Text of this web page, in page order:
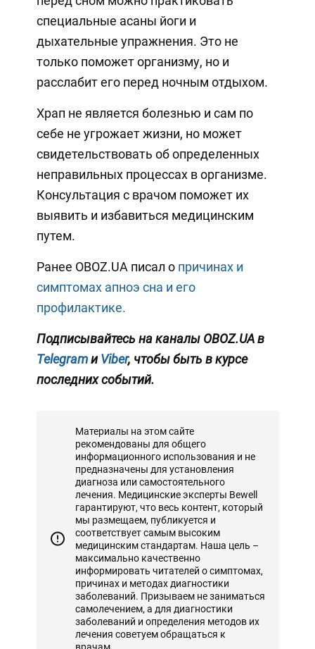
специальные асаны йоги и
дыхательные упражнения. Это не
только поможет организму, но и
расслабит его перед ночным отдыхом.
Храп не является болезнью и сам по
себе не угрожает жизни, но может
свидетельствовать об определенных
неправильных процессах в организме.
Консультация с врачом поможет их
выявить и избавиться медицинским
путем.
Ранее OBOZ.UA писал о причинах и
симптомах апноэ сна и его
профилактике.
Подписывайтесь на каналы OBOZ.UA в
TelegramиViber, чтобы быть в курсе
последних событий.
Материалы на этом сайте
рекомендованы для общего
информационного использования и не
предназначены для установления
диагноза или самостоятельного
лечения. Медицинские эксперты Bewell
гарантируют, что весь контент, который
мы размещаем, публикуется и
соответствует самым высоким
медицинским стандартам. Наша цель –
максимально качественно
информировать читателей о симптомах,
причинах и методах диагностики
заболеваний. Призываем не заниматься
самолечением, а для диагностики
заболеваний и определения методов их
лечения советуем обращаться к
врачам.